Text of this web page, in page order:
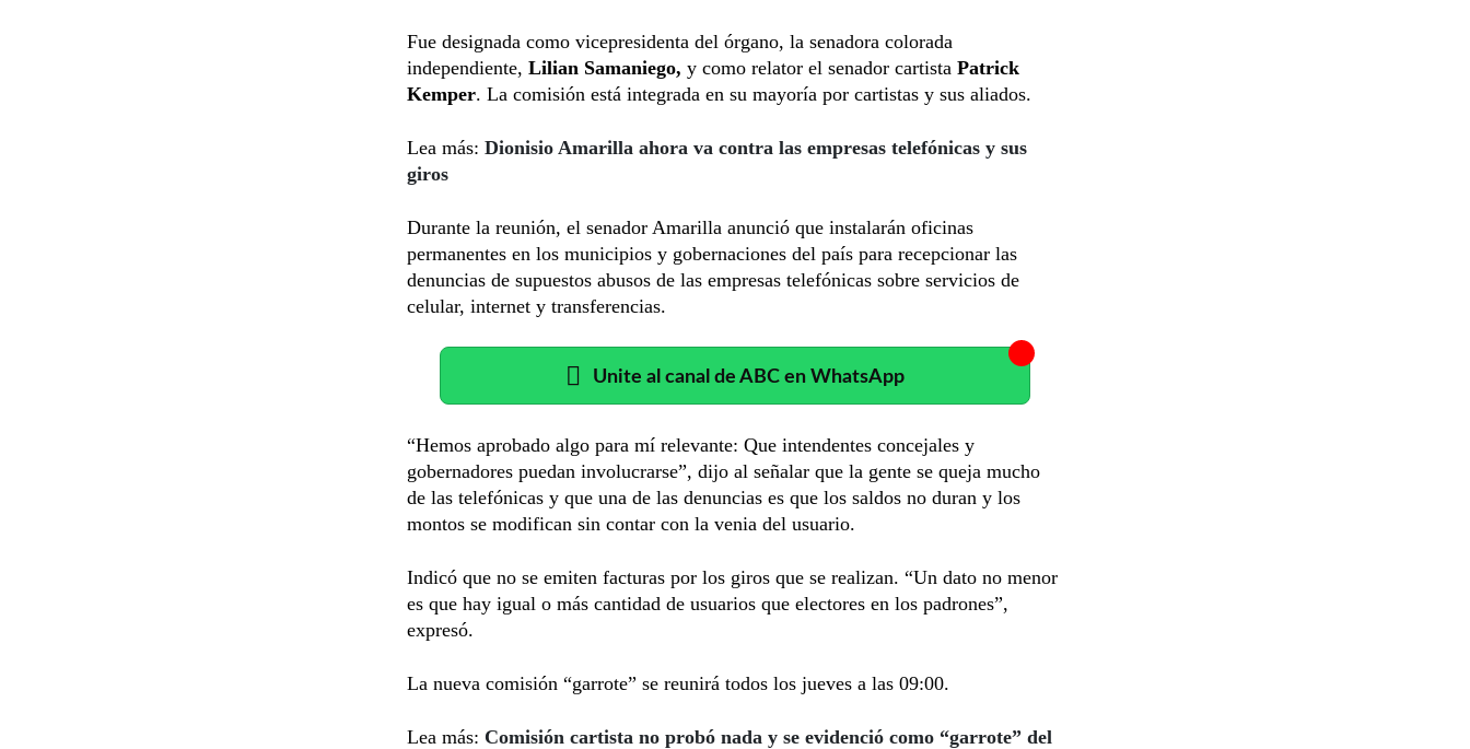
Fue designada como vicepresidenta del órgano, la senadora colorada
independiente, Lilian Samaniego, y como relator el senador cartista Patrick
Kemper. La comisión está integrada en su mayoría por cartistas y sus aliados.
Lea más: Dionisio Amarilla ahora va contra las empresas telefónicas y sus
giros
Durante la reunión, el senador Amarilla anunció que instalarán oficinas
permanentes en los municipios y gobernaciones del país para recepcionar las
denuncias de supuestos abusos de las empresas telefónicas sobre servicios de
celular, internet y transferencias.
Unite al canal de ABC en WhatsApp
“Hemos aprobado algo para mí relevante: Que intendentes concejales y
gobernadores puedan involucrarse”, dijo al señalar que la gente se queja mucho
de las telefónicas y que una de las denuncias es que los saldos no duran y los
montos se modifican sin contar con la venia del usuario.
Indicó que no se emiten facturas por los giros que se realizan. “Un dato no menor
es que hay igual o más cantidad de usuarios que electores en los padrones”,
expresó.
La nueva comisión “garrote” se reunirá todos los jueves a las 09:00.
Lea más: Comisión cartista no probó nada y se evidenció como “garrote” del